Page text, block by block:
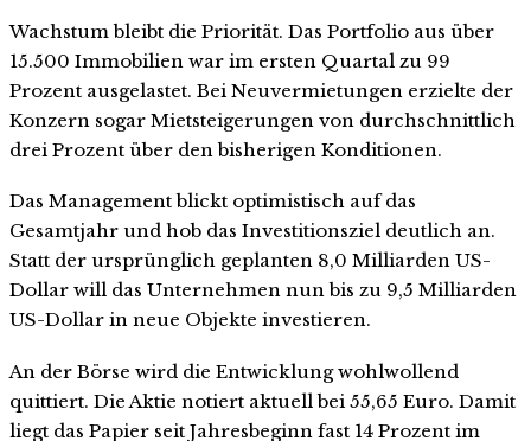
Wachstum bleibt die Priorität. Das Portfolio aus über
15.500 Immobilien war im ersten Quartal zu 99
Prozent ausgelastet. Bei Neuvermietungen erzielte der
Konzern sogar Mietsteigerungen von durchschnittlich
drei Prozent über den bisherigen Konditionen.
Das Management blickt optimistisch auf das
Gesamtjahr und hob das Investitionsziel deutlich an.
Statt der ursprünglich geplanten 8,0 Milliarden US-
Dollar will das Unternehmen nun bis zu 9,5 Milliarden
US-Dollar in neue Objekte investieren.
An der Börse wird die Entwicklung wohlwollend
quittiert. Die Aktie notiert aktuell bei 55,65 Euro. Damit
liegt das Papier seit Jahresbeginn fast 14 Prozent im